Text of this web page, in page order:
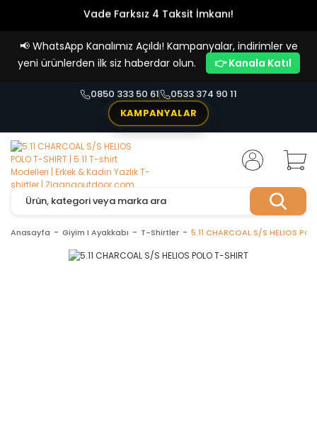
Vade Farksız 4 Taksit İmkanı!
📢 WhatsApp Kanalımız Açıldı! Kampanyalar, indirimler ve
yeni ürünlerden ilk siz haberdar olun.
👉 Kanala Katıl
0850 333 50 61
0533 374 90 11
KAMPANYALAR
Anasayfa Giyim I Ayakkabı T-Shirtler 5.11 CHARCOAL S/S HELIOS